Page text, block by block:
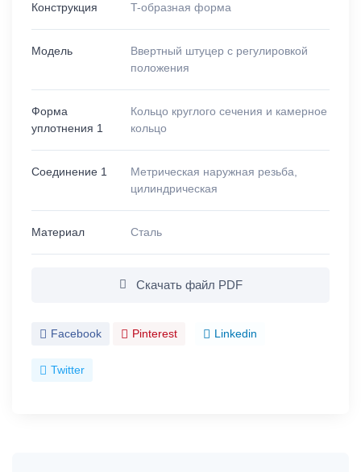
Конструкция T-образная форма
Модель
Ввертный штуцер с регулировкой
положения
Форма
уплотнения 1
Кольцо круглого сечения и камерное
кольцо
Соединение 1
Метрическая наружная резьба,
цилиндрическая
Материал Сталь
Скачать файл PDF
Facebook Pinterest Linkedin
Twitter